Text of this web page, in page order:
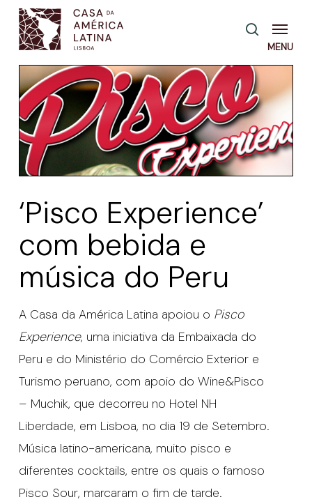
Skip
main
content
pesquisa
Menu
‘Pisco Experience’
com bebida e
música do Peru
A Casa da América Latina apoiou o Pisco
Experience, uma iniciativa da Embaixada do
Peru e do Ministério do Comércio Exterior e
Turismo peruano, com apoio do Wine&Pisco
– Muchik, que decorreu no Hotel NH
Liberdade, em Lisboa, no dia 19 de Setembro.
Música latino-americana, muito pisco e
diferentes cocktails, entre os quais o famoso
Pisco Sour, marcaram o fim de tarde.